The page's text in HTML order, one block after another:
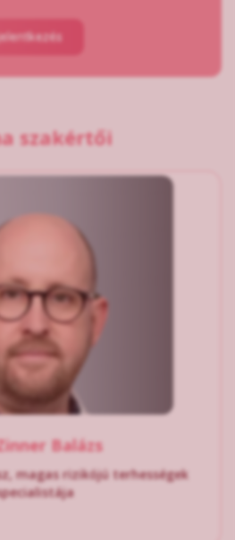
szakértői
Balázs
magas rizikójú terhességek